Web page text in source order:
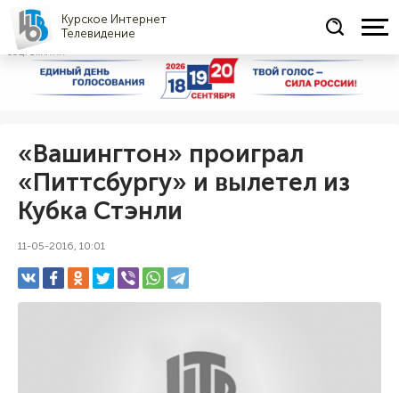
Курское Интернет
Телевидение
СОЦРЕКЛАМА
«Вашингтон» проиграл
«Питтсбургу» и вылетел из
Кубка Стэнли
11-05-2016, 10:01